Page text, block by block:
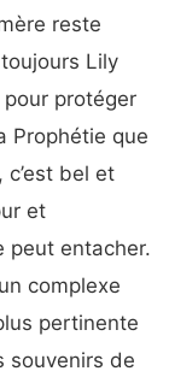
reste
Lily
protéger
Prophétie que
c’est bel et
et
peut entacher.
complexe
pertinente
souvenirs de